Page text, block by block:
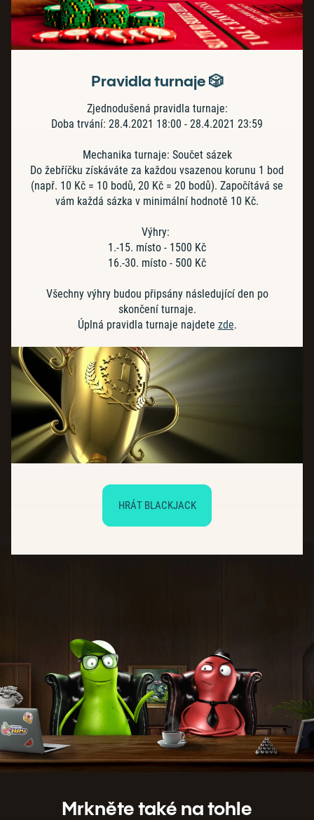
Pravidla turnaje 🎲
Zjednodušená pravidla turnaje:
Doba trvání: 28.4.2021 18:00 - 28.4.2021 23:59
Mechanika turnaje: Součet sázek
Do žebříčku získáváte za každou vsazenou korunu 1 bod
(např. 10 Kč = 10 bodů, 20 Kč = 20 bodů). Započítává se
vám každá sázka v minimální hodnotě 10 Kč.
Výhry:
1.-15. místo - 1500 Kč
16.-30. místo - 500 Kč
Všechny výhry budou připsány následující den po
skončení turnaje.
Úplná pravidla turnaje najdete zde.
HRÁT BLACKJACK
Mrkněte také na tohle